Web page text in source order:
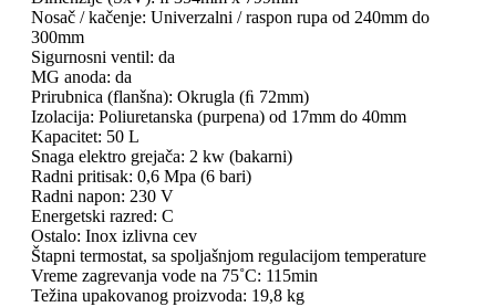
Nosač / kačenje: Univerzalni / raspon rupa od 240mm do
300mm
Sigurnosni ventil: da
MG anoda: da
Prirubnica (flanšna): Okrugla (ﬁ 72mm)
Izolacija: Poliuretanska (purpena) od 17mm do 40mm
Kapacitet: 50 L
Snaga elektro grejača: 2 kw (bakarni)
Radni pritisak: 0,6 Mpa (6 bari)
Radni napon: 230 V
Energetski razred: C
Ostalo: Inox izlivna cev
Štapni termostat, sa spoljašnjom regulacijom temperature
Vreme zagrevanja vode na 75˚C: 115min
Težina upakovanog proizvoda: 19,8 kg